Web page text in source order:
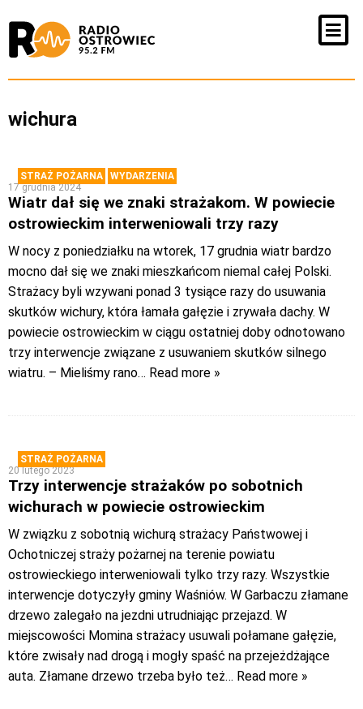
wichura
STRAŻ POŻARNA
WYDARZENIA
17 grudnia 2024
Wiatr dał się we znaki strażakom. W powiecie
ostrowieckim interweniowali trzy razy
W nocy z poniedziałku na wtorek, 17 grudnia wiatr bardzo
mocno dał się we znaki mieszkańcom niemal całej Polski.
Strażacy byli wzywani ponad 3 tysiące razy do usuwania
skutków wichury, która łamała gałęzie i zrywała dachy. W
powiecie ostrowieckim w ciągu ostatniej doby odnotowano
trzy interwencje związane z usuwaniem skutków silnego
wiatru. – Mieliśmy rano… Read more »
STRAŻ POŻARNA
20 lutego 2023
Trzy interwencje strażaków po sobotnich
wichurach w powiecie ostrowieckim
W związku z sobotnią wichurą strażacy Państwowej i
Ochotniczej straży pożarnej na terenie powiatu
ostrowieckiego interweniowali tylko trzy razy. Wszystkie
interwencje dotyczyły gminy Waśniów. W Garbaczu złamane
drzewo zalegało na jezdni utrudniając przejazd. W
miejscowości Momina strażacy usuwali połamane gałęzie,
które zwisały nad drogą i mogły spaść na przejeżdżające
auta. Złamane drzewo trzeba było też… Read more »